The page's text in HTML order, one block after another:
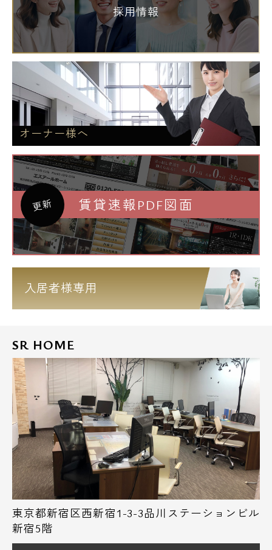
採用情報
オーナー様へ
更新 賃貸速報PDF図面
入居者様専用
SR HOME
東京都新宿区西新宿1-3-3品川ステーションビル
新宿5階